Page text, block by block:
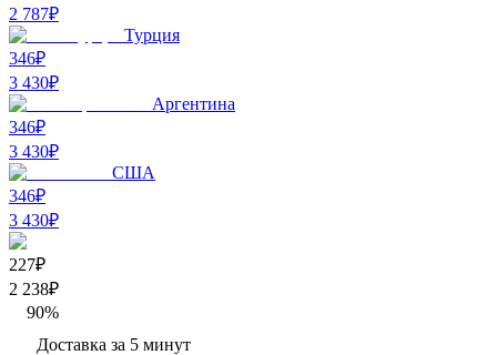
2 787₽
Турция
346₽
3 430₽
Аргентина
346₽
3 430₽
США
346₽
3 430₽
227₽
2 238₽
90%
Доставка за 5 минут